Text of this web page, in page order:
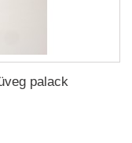
palack